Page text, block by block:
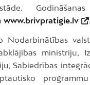
www.brivpratigie.lv .
Nodarbinātības
ministriju,
Sabiedrības